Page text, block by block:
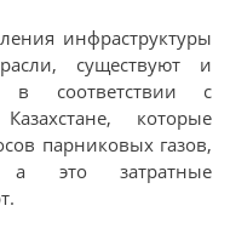
инфраструктуры
существуют и
в соответствии с
которые
парниковых газов,
а это затратные